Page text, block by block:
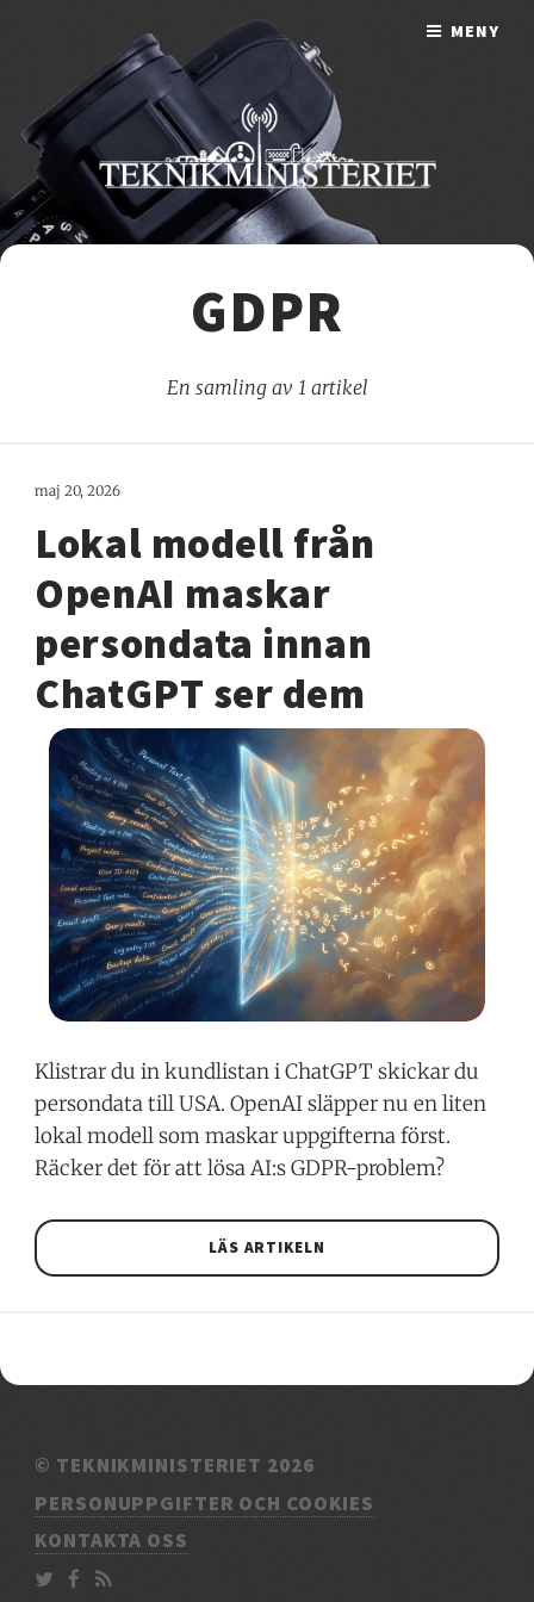
GDPR
En samling av 1 artikel
maj 20, 2026
Lokal modell från
OpenAI maskar
persondata innan
ChatGPT ser dem
Klistrar du in kundlistan i ChatGPT skickar du
persondata till USA. OpenAI släpper nu en liten
lokal modell som maskar uppgifterna först.
Räcker det för att lösa AI:s GDPR-problem?
LÄS ARTIKELN
© TEKNIKMINISTERIET 2026
PERSONUPPGIFTER OCH COOKIES
KONTAKTA OSS
MENY